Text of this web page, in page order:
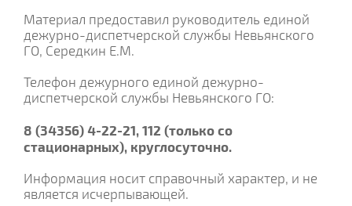
Материал предоставил руководитель единой
дежурно-диспетчерской службы Невьянского
ГО, Середкин Е.М.
Телефон дежурного единой дежурно-
диспетчерской службы Невьянского ГО:
8 (34356) 4-22-21, 112 (только со
стационарных), круглосуточно.
Информация носит справочный характер, и не
является исчерпывающей.